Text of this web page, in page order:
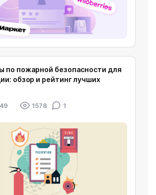
по пожарной безопасности для
обзор и рейтинг лучших
1578 1